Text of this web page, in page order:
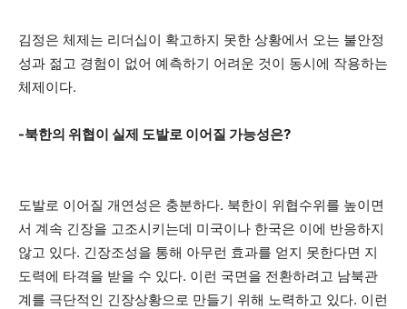
김정은 체제는 리더십이 확고하지 못한 상황에서 오는 불안정
성과 젊고 경험이 없어 예측하기 어려운 것이 동시에 작용하는
체제이다.
-북한의 위협이 실제 도발로 이어질 가능성은?
도발로 이어질 개연성은 충분하다. 북한이 위협수위를 높이면
서 계속 긴장을 고조시키는데 미국이나 한국은 이에 반응하지
않고 있다. 긴장조성을 통해 아무런 효과를 얻지 못한다면 지
도력에 타격을 받을 수 있다. 이런 국면을 전환하려고 남북관
계를 극단적인 긴장상황으로 만들기 위해 노력하고 있다. 이런